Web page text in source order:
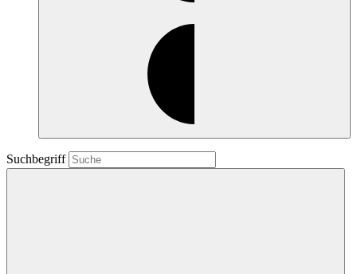
Suchbegriff